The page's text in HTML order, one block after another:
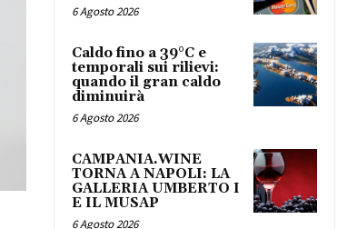
6 Agosto 2026
Caldo fino a 39°C e
temporali sui rilievi:
quando il gran caldo
diminuirà
6 Agosto 2026
CAMPANIA.WINE
TORNA A NAPOLI: LA
GALLERIA UMBERTO I
E IL MUSAP
6 Agosto 2026